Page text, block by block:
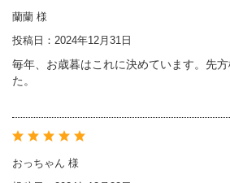
蘭蘭 様
投稿日：2024年12月31日
毎年、お歳暮はこれに決めています。先
た。
おっちゃん 様